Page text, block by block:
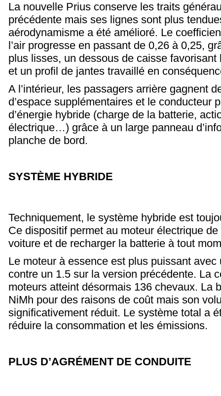
La nouvelle Prius conserve les traits
précédente mais ses lignes sont plus
aérodynamisme a été amélioré. Le
l’air progresse en passant de 0,26 à 0,25,
plus lisses, un dessous de caisse favorisant
et un profil de jantes travaillé en
A l’intérieur, les passagers arrière gagnent
d’espace supplémentaires et le conducteur
d’énergie hybride (charge de la batterie,
électrique…) grâce à un large panneau
planche de bord.
SYSTÈME HYBRIDE
Techniquement, le système hybride est
Ce dispositif permet au moteur électrique
voiture et de recharger la batterie à tout
Le moteur à essence est plus puissant
contre un 1.5 sur la version précédente. La
moteurs atteint désormais 136 chevaux. La
NiMh pour des raisons de coût mais son
significativement réduit. Le système total a
réduire la consommation et les émissions.
PLUS D’AGRÉMENT DE CONDUITE